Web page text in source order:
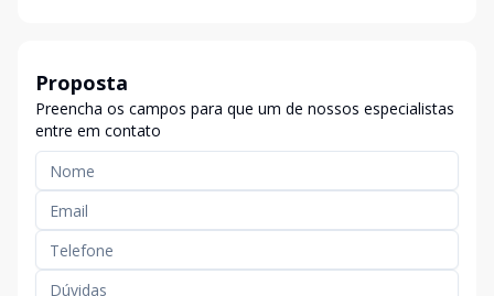
Proposta
Preencha os campos para que um de nossos especialistas
entre em contato